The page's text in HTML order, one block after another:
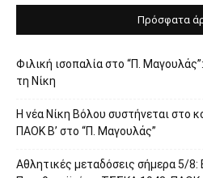
Πρόσφατα
Φιλική ισοπαλία στο “Π.
τη Νίκη
Η νέα Νίκη Βόλου συστήνεται στο
ΠΑΟΚ Β’ στο “Π. Μαγουλάς”
Αθλητικές μεταδόσεις σήμερα 5/